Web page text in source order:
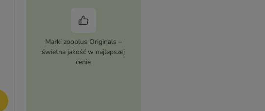
Marki zooplus Originals –
świetna jakość w najlepszej
cenie